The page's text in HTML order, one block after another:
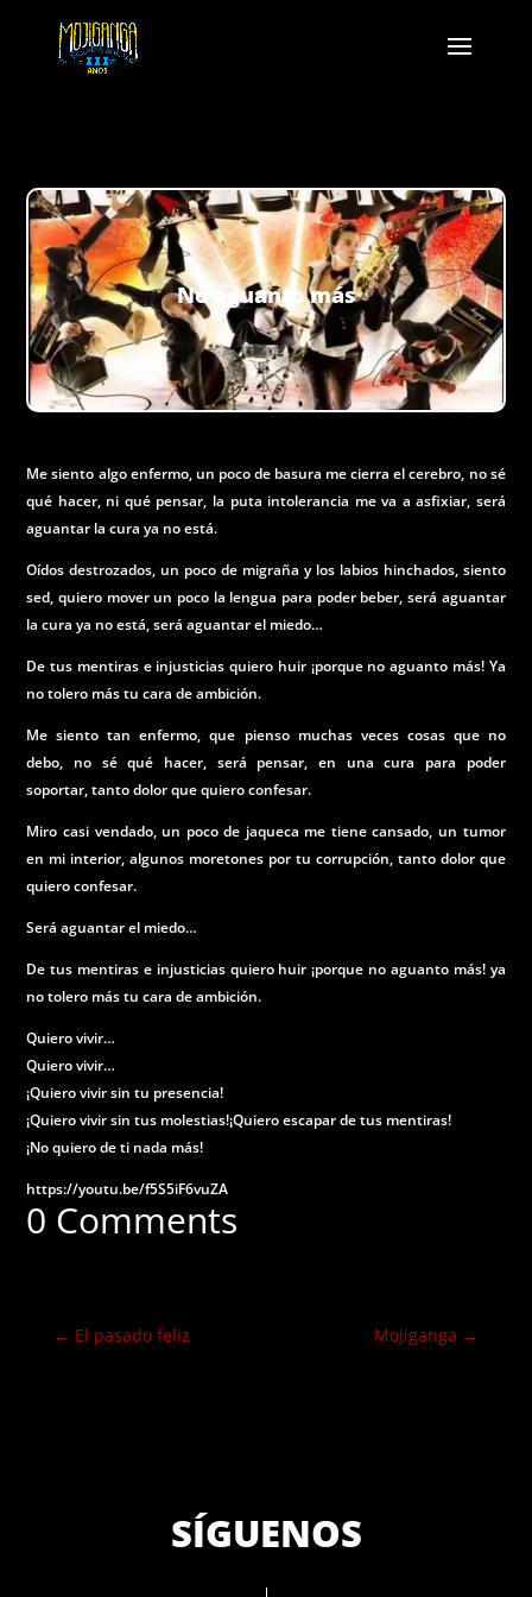
No aguanto más
Me siento algo enfermo, un poco de basura me cierra el cerebro, no sé
qué hacer, ni qué pensar, la puta intolerancia me va a asfixiar, será
aguantar la cura ya no está.
Oídos destrozados, un poco de migraña y los labios hinchados, siento
sed, quiero mover un poco la lengua para poder beber, será aguantar
la cura ya no está, será aguantar el miedo…
De tus mentiras e injusticias quiero huir ¡porque no aguanto más! Ya
no tolero más tu cara de ambición.
Me siento tan enfermo, que pienso muchas veces cosas que no
debo, no sé qué hacer, será pensar, en una cura para poder
soportar, tanto dolor que quiero confesar.
Miro casi vendado, un poco de jaqueca me tiene cansado, un tumor
en mi interior, algunos moretones por tu corrupción, tanto dolor que
quiero confesar.
Será aguantar el miedo…
De tus mentiras e injusticias quiero huir ¡porque no aguanto más! ya
no tolero más tu cara de ambición.
Quiero vivir…
Quiero vivir…
¡Quiero vivir sin tu presencia!
¡Quiero vivir sin tus molestias!¡Quiero escapar de tus mentiras!
¡No quiero de ti nada más!
https://youtu.be/f5S5iF6vuZA
0 Comments
← El pasado feliz Mojiganga →
SÍGUENOS